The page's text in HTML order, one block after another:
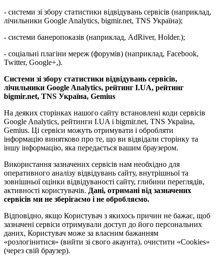
- системи зі збору статистики відвідувань сервісів (наприклад,
лічильники Google Analytics, bigmir.net, TNS Україна);
- системи банеропоказів (наприклад, AdRiver, Holder.);
- соціальні плагіни мереж (форумів) (наприклад, Facebook,
Twitter, Google+,).
Системи зі збору статистики відвідувань сервісів,
лічильники Google Analytics, рейтинг I.UA, рейтинг
bigmir.net, TNS Україна, Gemius
На деяких сторінках нашого сайту встановлені коди сервісів
Google Analytics, рейтинги I.UA і bigmir.net, TNS Україна,
Gemius. Ці сервіси можуть отримувати і обробляти
інформацію винятково про те, що ви відвідали сторінку та
іншу інформацію, яка передається вашим браузером.
Використання зазначених сервісів нам необхідно для
оперативного аналізу відвідувань сайту, внутрішньої та
зовнішньої оцінки відвідуваності сайту, глибини переглядів,
активності користувачів. Дані, отримані від зазначених
сервісів ми не зберігаємо і не обробляємо.
Відповідно, якщо Користувач з якихось причин не бажає, щоб
зазначені сервіси отримували доступ до його персональних
даних, Користувач може за власним бажанням
«розлогінитися» (вийти зі свого акаунта), очистити «Cookies»
(через свій браузер).